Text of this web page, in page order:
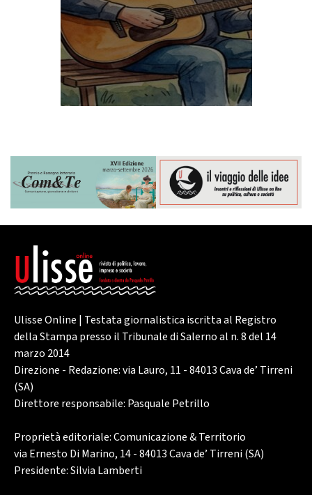
Ulisse Online | Testata giornalistica iscritta al Registro
della Stampa presso il Tribunale di Salerno al n. 8 del 14
marzo 2014
Direzione - Redazione: via Lauro, 11 - 84013 Cava de’ Tirreni
(SA)
Direttore responsabile: Pasquale Petrillo
Proprietà editoriale: Comunicazione & Territorio
via Ernesto Di Marino, 14 - 84013 Cava de’ Tirreni (SA)
Presidente: Silvia Lamberti